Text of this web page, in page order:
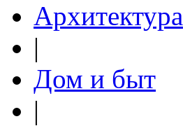
Архитектура
|
Дом и быт
|